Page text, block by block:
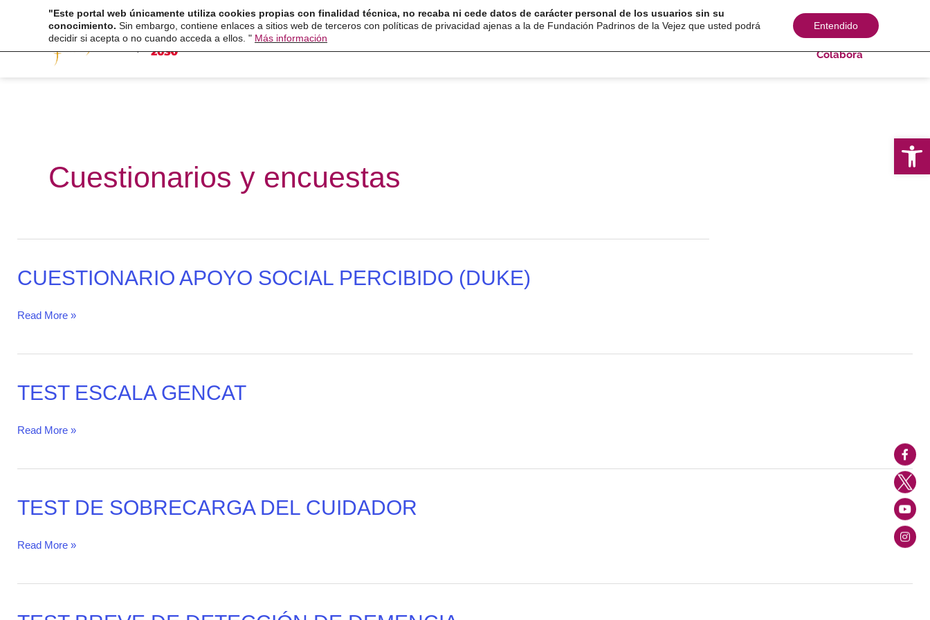
Fundación Servicios Programas Ayuda y recursos sociales Comunicación Consultoría
Colabora
Cuestionarios y encuestas
CUESTIONARIO APOYO SOCIAL PERCIBIDO (DUKE)
CUESTIONARIO
SOCIAL
Read More »
TEST ESCALA GENCAT
TEST
GENCAT
Read More »
TEST DE SOBRECARGA DEL CUIDADOR
TEST
SOBRECARGA
Read More »
"Este portal web únicamente utiliza cookies propias con finalidad técnica, no recaba ni cede datos de carácter personal de los usuarios sin su
conocimiento. Sin embargo, contiene enlaces a sitios web de terceros con políticas de privacidad ajenas a la de Fundación Padrinos de la Vejez que usted podrá
decidir si acepta o no cuando acceda a ellos. " Más información
Entendido